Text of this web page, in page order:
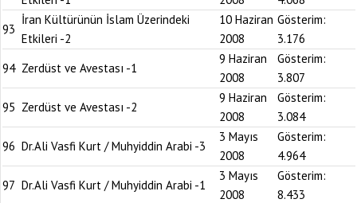
93
İran Kültürünün İslam Üzerindeki
Etkileri -2
10 Haziran
2008
Gösterim:
3.176
94 Zerdüst ve Avestası -1
9 Haziran
2008
Gösterim:
3.807
95 Zerdüst ve Avestası -2
9 Haziran
2008
Gösterim:
3.084
96 Dr.Ali Vasfi Kurt / Muhyiddin Arabi -3
3 Mayıs
2008
Gösterim:
4.964
97 Dr.Ali Vasfi Kurt / Muhyiddin Arabi -1
3 Mayıs
2008
Gösterim:
8.433